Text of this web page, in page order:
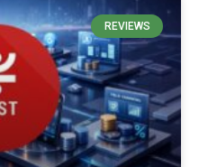
REVIEWS